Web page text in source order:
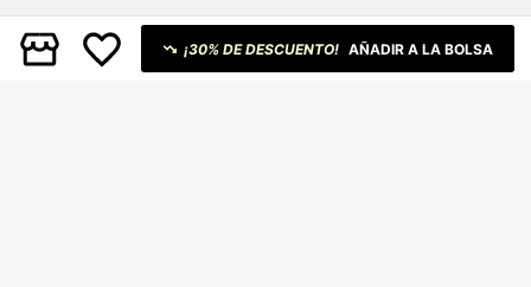
¡30% DE DESCUENTO! AÑADIR A LA BOLSA